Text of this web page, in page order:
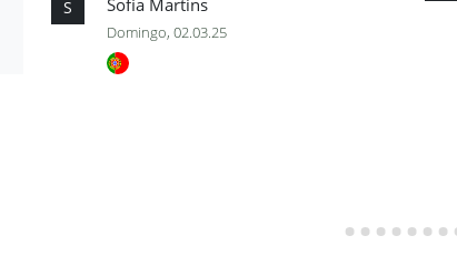
S Sofia Martins
Domingo, 02.03.25